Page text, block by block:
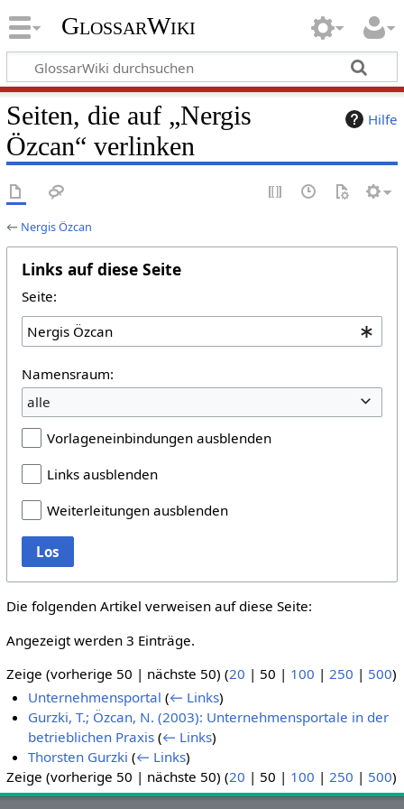
GlossarWiki
Hilfe
Seiten, die auf „Nergis
Özcan“ verlinken
← Nergis Özcan
Links auf diese Seite
Seite:
Namensraum:
alle
Vorlageneinbindungen ausblenden
Links ausblenden
Weiterleitungen ausblenden
Los
Die folgenden Artikel verweisen auf diese Seite:
Angezeigt werden 3 Einträge.
Zeige (vorherige 50 | nächste 50) (20 | 50 | 100 | 250 | 500)
Unternehmensportal (← Links)
Gurzki, T.; Özcan, N. (2003): Unternehmensportale in der
betrieblichen Praxis (← Links)
Thorsten Gurzki (← Links)
Zeige (vorherige 50 | nächste 50) (20 | 50 | 100 | 250 | 500)